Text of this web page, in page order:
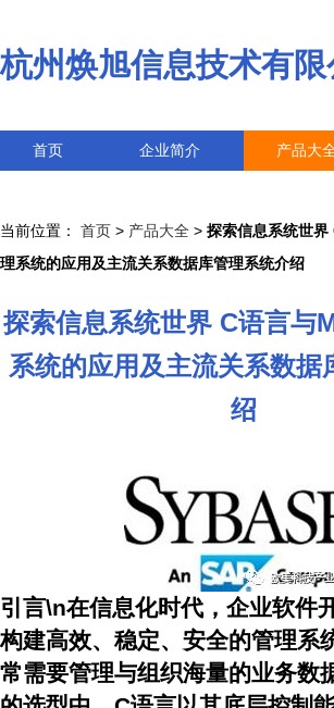
杭州焕旭信息技术有限
首页 企业简介 产品大
当前位置： 首页 > 产品大全 > 探索信息系统世
理系统的应用及主流关系数据库管理系统介绍
探索信息系统世界 C语言与
系统的应用及主流关系数据
绍
引言\n在信息化时代，企业软件
构建高效、稳定、安全的管理系
常需要管理与组织海量的业务数